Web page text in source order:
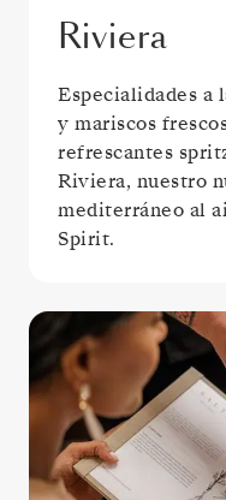
Riviera
Especialidades a
y mariscos
refrescantes
Riviera, nuestro
mediterráneo al
Spirit.